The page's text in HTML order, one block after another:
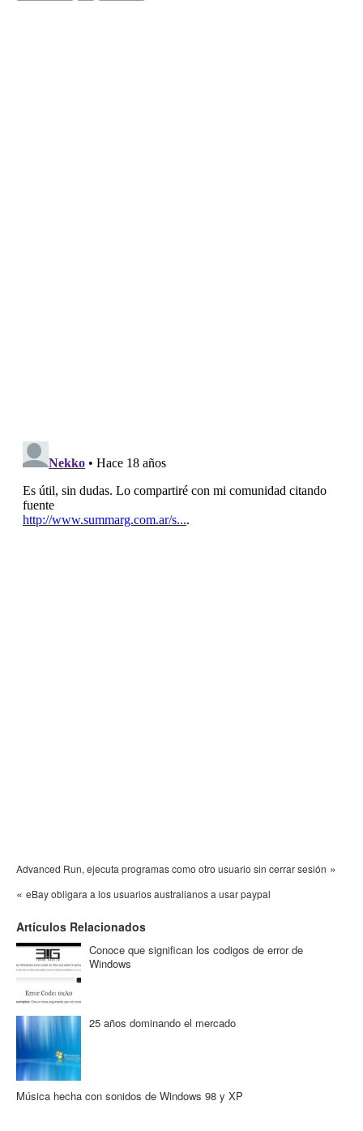
Advanced Run, ejecuta programas como otro usuario sin cerrar sesión »
« eBay obligara a los usuarios australianos a usar paypal
Artículos Relacionados
Conoce que significan los codigos de error de
Windows
25 años dominando el mercado
Música hecha con sonidos de Windows 98 y XP